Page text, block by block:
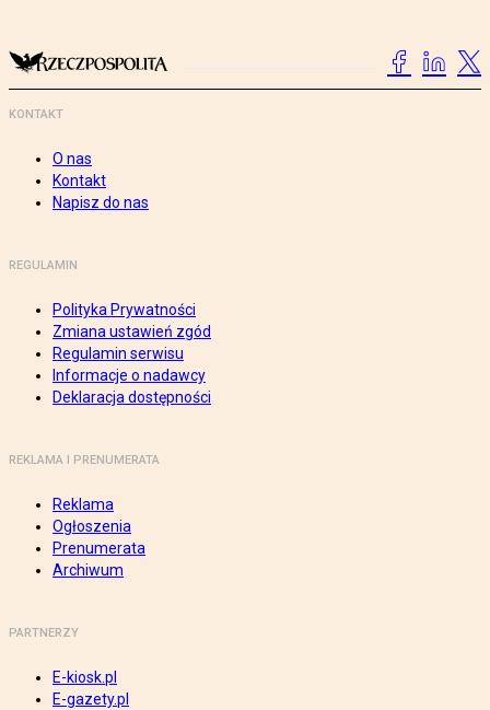
KONTAKT
O nas
Kontakt
Napisz do nas
REGULAMIN
Polityka Prywatności
Zmiana ustawień zgód
Regulamin serwisu
Informacje o nadawcy
Deklaracja dostępności
REKLAMA I PRENUMERATA
Reklama
Ogłoszenia
Prenumerata
Archiwum
PARTNERZY
E-kiosk.pl
E-gazety.pl